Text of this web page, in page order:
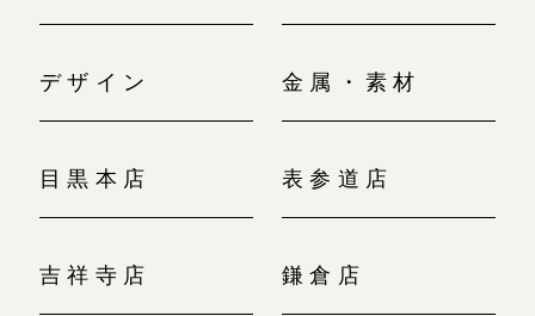
デザイン 金属・素材
目黒本店 表参道店
吉祥寺店 鎌倉店